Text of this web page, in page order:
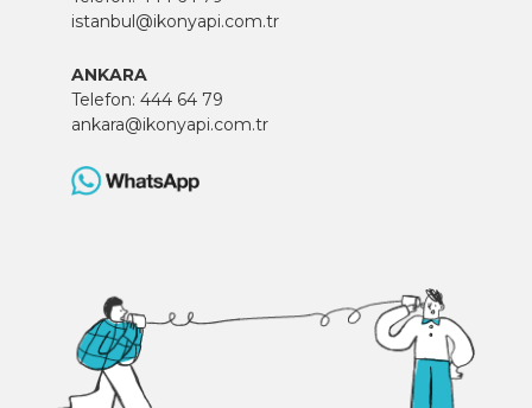
istanbul@ikonyapi.com.tr
ANKARA
Telefon: 444 64 79
ankara@ikonyapi.com.tr